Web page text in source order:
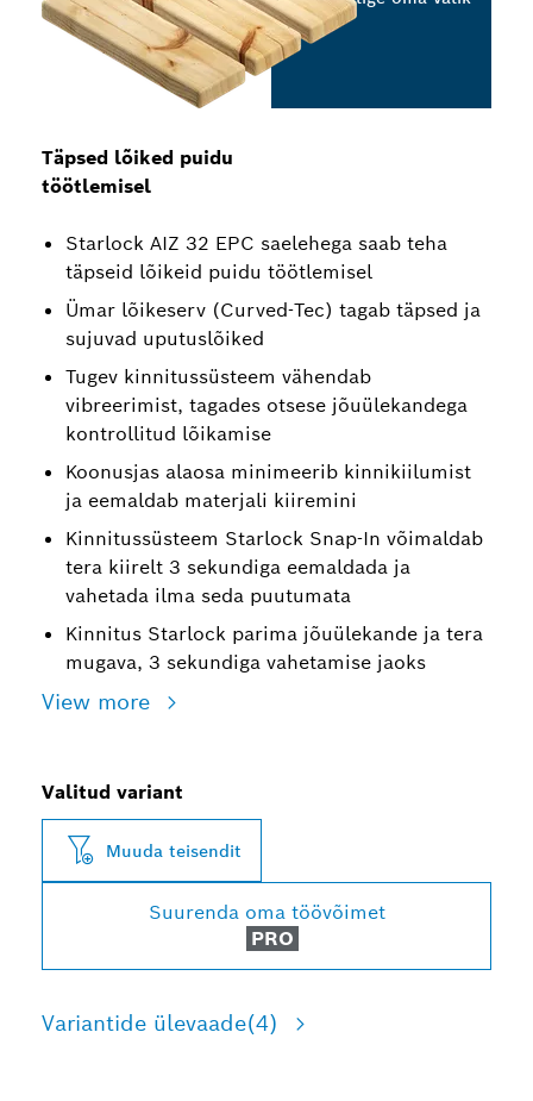
Täpsed lõiked puidu
töötlemisel
Starlock AIZ 32 EPC saelehega saab teha
täpseid lõikeid puidu töötlemisel
Ümar lõikeserv (Curved-Tec) tagab täpsed ja
sujuvad uputuslõiked
Tugev kinnitussüsteem vähendab
vibreerimist, tagades otsese jõuülekandega
kontrollitud lõikamise
Koonusjas alaosa minimeerib kinnikiilumist
ja eemaldab materjali kiiremini
Kinnitussüsteem Starlock Snap-In võimaldab
tera kiirelt 3 sekundiga eemaldada ja
vahetada ilma seda puutumata
Kinnitus Starlock parima jõuülekande ja tera
mugava, 3 sekundiga vahetamise jaoks
View more
Valitud variant
Muuda teisendit
Suurenda oma töövõimet
PRO
Variantide ülevaade(4)